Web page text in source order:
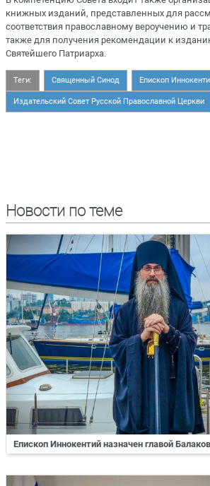
книжных изданий, представленных для
соответствия православному вероучению и
также для получения рекомендации к
Святейшего Патриарха.
Теги: Священный Синод Епископ
Издательский Совет Русской Православной Церкви
Новости по теме
Епископ Иннокентий назначен главой